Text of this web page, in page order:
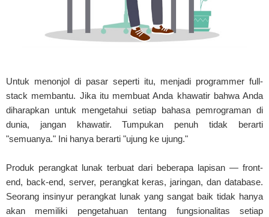
Untuk menonjol di pasar seperti itu, menjadi programmer full-
stack membantu. Jika itu membuat Anda khawatir bahwa Anda
diharapkan untuk mengetahui setiap bahasa pemrograman di
dunia, jangan khawatir. Tumpukan penuh tidak berarti
"semuanya." Ini hanya berarti "ujung ke ujung."
Produk perangkat lunak terbuat dari beberapa lapisan — front-
end, back-end, server, perangkat keras, jaringan, dan database.
Seorang insinyur perangkat lunak yang sangat baik tidak hanya
akan memiliki pengetahuan tentang fungsionalitas setiap